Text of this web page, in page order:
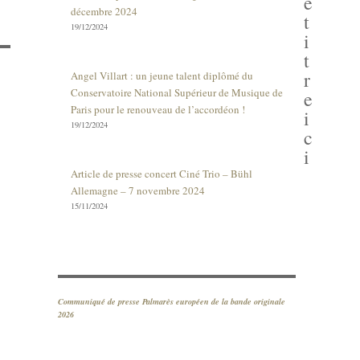
décembre 2024
19/12/2024
Angel Villart : un jeune talent diplômé du
Conservatoire National Supérieur de Musique de
Paris pour le renouveau de l’accordéon !
19/12/2024
Article de presse concert Ciné Trio – Bühl
Allemagne – 7 novembre 2024
15/11/2024
Communiqué de presse Palmarès européen de la bande originale
2026
t
i
t
r
e
i
c
i